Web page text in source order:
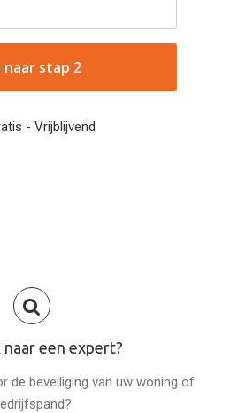
naar stap 2
- Vrijblijvend
naar een expert?
de beveiliging van uw woning of